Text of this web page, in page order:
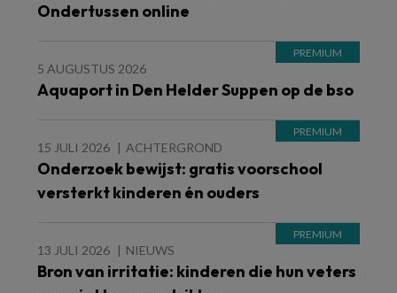
Ondertussen online
5 AUGUSTUS 2026
Aquaport in Den Helder Suppen op de bso
15 JULI 2026 ACHTERGROND
Onderzoek bewijst: gratis voorschool
versterkt kinderen én ouders
13 JULI 2026 NIEUWS
Bron van irritatie: kinderen die hun veters